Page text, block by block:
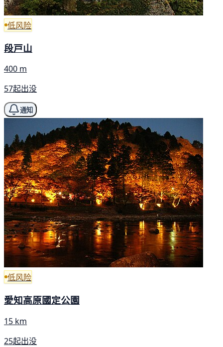
低风险
段戸山
400 m
57起出没
通知
低风险
愛知高原國定公園
15 km
25起出没